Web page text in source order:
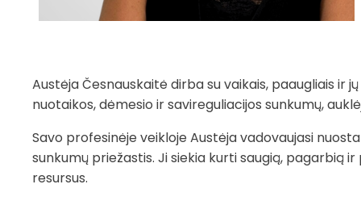
Austėja Česnauskaitė dirba su vaikais, paaugliais ir
nuotaikos, dėmesio ir savireguliacijos sunkumų,
Savo profesinėje veikloje Austėja vadovaujasi
sunkumų priežastis. Ji siekia kurti saugią, pagarbią
resursus.